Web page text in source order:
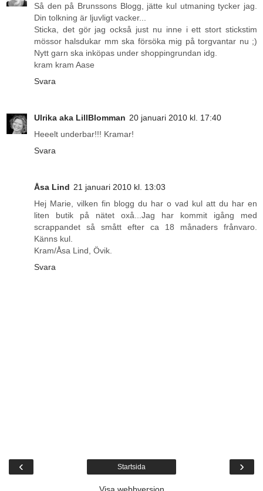
Så den på Brunssons Blogg, jätte kul utmaning tycker jag.
Din tolkning är ljuvligt vacker...
Sticka, det gör jag också just nu inne i ett stort stickstim
mössor halsdukar mm ska försöka mig på torgvantar nu ;)
Nytt garn ska inköpas under shoppingrundan idg.
kram kram Aase
Svara
Ulrika aka LillBlomman 20 januari 2010 kl. 17:40
Heeelt underbar!!! Kramar!
Svara
Åsa Lind 21 januari 2010 kl. 13:03
Hej Marie, vilken fin blogg du har o vad kul att du har en
liten butik på nätet oxå...Jag har kommit igång med
scrappandet så smått efter ca 18 månaders frånvaro.
Känns kul.
Kram/Åsa Lind, Övik.
Svara
‹ ›
Startsida